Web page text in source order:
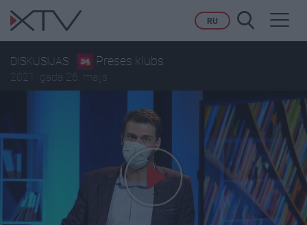
RU
DISKUSIJAS Preses klubs
2021. gada 26. maijs